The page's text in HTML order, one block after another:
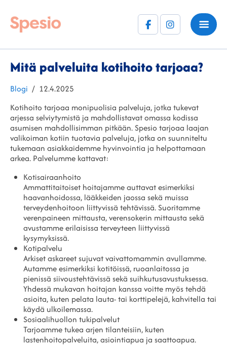
FacebookInstagram
Mitä palveluita kotihoito tarjoaa?
Kategoriat
Blogi Julkaistu
12.4.2025
Kotihoito tarjoaa monipuolisia palveluja, jotka tukevat
arjessa selviytymistä ja mahdollistavat omassa kodissa
asumisen mahdollisimman pitkään. Spesio tarjoaa laajan
valikoiman kotiin tuotavia palveluja, jotka on suunniteltu
tukemaan asiakkaidemme hyvinvointia ja helpottamaan
arkea. Palvelumme kattavat:
Kotisairaanhoito
Ammattitaitoiset hoitajamme auttavat esimerkiksi
haavanhoidossa, lääkkeiden jaossa sekä muissa
terveydenhoitoon liittyvissä tehtävissä. Suoritamme
verenpaineen mittausta, verensokerin mittausta sekä
avustamme erilaisissa terveyteen liittyvissä
kysymyksissä.
Kotipalvelu
Arkiset askareet sujuvat vaivattomammin avullamme.
Autamme esimerkiksi kotitöissä, ruoanlaitossa ja
pienissä siivoustehtävissä sekä suihkutusavustuksessa.
Yhdessä mukavan hoitajan kanssa voitte myös tehdä
asioita, kuten pelata lauta- tai korttipelejä, kahvitella tai
käydä ulkoilemassa.
Sosiaalihuollon tukipalvelut
Tarjoamme tukea arjen tilanteisiin, kuten
lastenhoitopalveluita, asiointiapua ja saattoapua.